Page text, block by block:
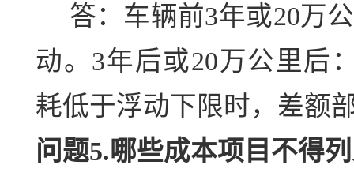
答：车辆前3年或20万
动。3年后或20万公里后
耗低于浮动下限时，差额
问题5.哪些成本项目不得